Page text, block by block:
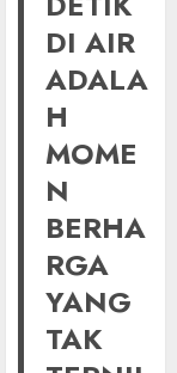
DI AIR
ADALA
H
MOME
N
BERHA
RGA
YANG
TAK